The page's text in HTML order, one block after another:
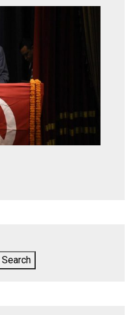
Search